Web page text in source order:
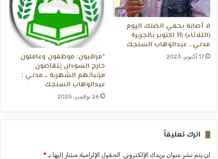
لا أصابة بحمي الضنك اليوم
(الثلاثاء) 16 اكتوبر بالجزيرة
مدني.. عبدالوهاب السنجك
17 أكتوبر، 2023
“مراقبون: موظفون وعاملون
خارج السودان يتقاضون
مرتباتهم الشهرية ــ مدني :
عبدالوهاب السنجك
26 نوفمبر، 2025
اترك تعليقاً
لن يتم نشر عنوان بريدك الإلكتروني. الحقول الإلزامية مشار إليها بـ *